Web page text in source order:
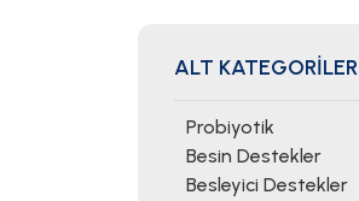
ALT KATEGORİLER
Probiyotik
Besin Destekler
Besleyici Destekler